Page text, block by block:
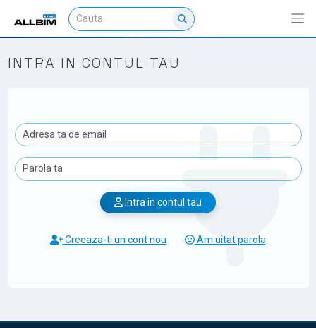
INTRA IN CONTUL TAU
Intra in contul tau
Creeaza-ti un cont nou Am uitat parola